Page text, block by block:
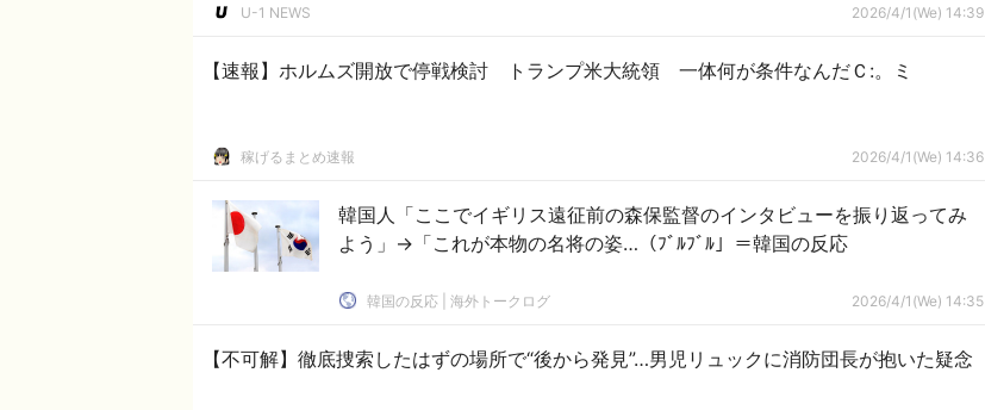
U-1 NEWS 2026/4/1(We) 14:39
【速報】ホルムズ開放で停戦検討 トランプ米大統領 一体何が条件なんだＣ:。ミ
稼げるまとめ速報 2026/4/1(We) 14:36
韓国人「ここでイギリス遠征前の森保監督のインタビューを振り返ってみ
よう」→「これが本物の名将の姿…（ﾌﾞﾙﾌﾞﾙ」＝韓国の反応
韓国の反応 | 海外トークログ 2026/4/1(We) 14:35
【不可解】徹底捜索したはずの場所で“後から発見”…男児リュックに消防団長が抱いた疑念